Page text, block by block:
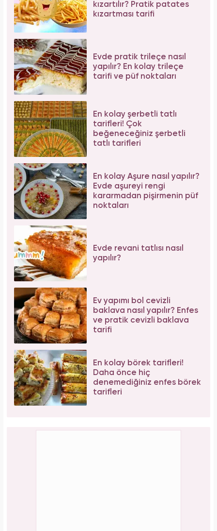
kızartılır? Pratik patates
kızartması tarifi
Evde pratik trileçe nasıl
yapılır? En kolay trileçe
tarifi ve püf noktaları
En kolay şerbetli tatlı
tarifleri! Çok
beğeneceğiniz şerbetli
tatlı tarifleri
En kolay Aşure nasıl yapılır?
Evde aşureyi rengi
kararmadan pişirmenin püf
noktaları
Evde revani tatlısı nasıl
yapılır?
Ev yapımı bol cevizli
baklava nasıl yapılır? Enfes
ve pratik cevizli baklava
tarifi
En kolay börek tarifleri!
Daha önce hiç
denemediğiniz enfes börek
tarifleri